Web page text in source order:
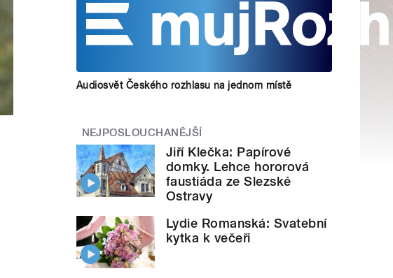
Audiosvět Českého rozhlasu na jednom místě
NEJPOSLOUCHANĚJŠÍ
Jiří Klečka: Papírové
domky. Lehce hororová
faustiáda ze Slezské
Ostravy
Lydie Romanská: Svatební
kytka k večeři